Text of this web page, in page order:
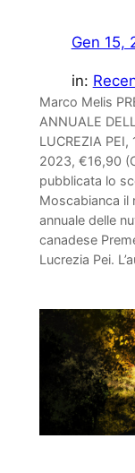
Gen 15,
in:
Marco Melis
ANNUALE
LUCREZIA PEI,
2023, €16,90
pubblicata lo
Moscabianca il
annuale delle
canadese
Lucrezia Pei.